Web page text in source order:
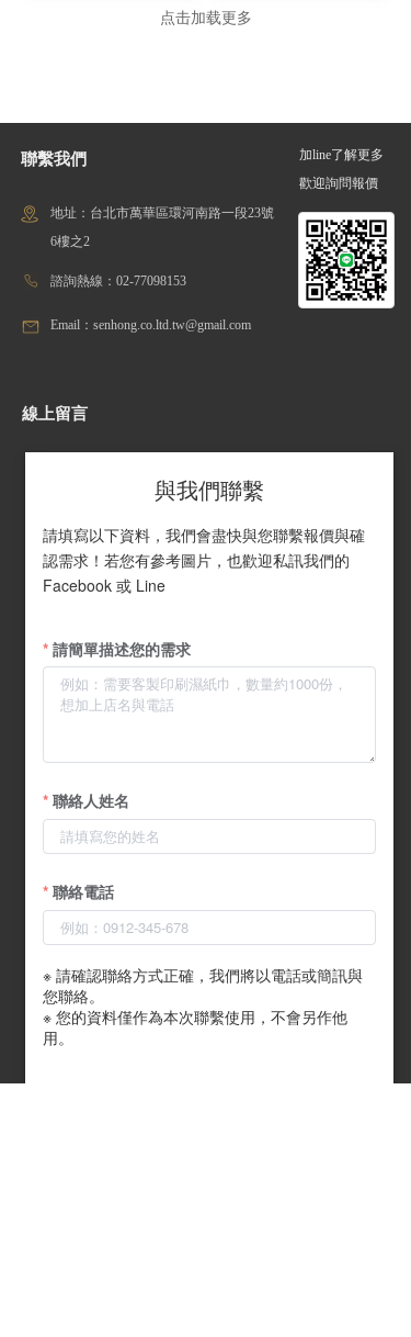
点击加载更多
聯繫我們
地址：台北市萬華區環河南路一段23號
6樓之2
諮詢熱線：02-77098153
Email：senhong.co.ltd.tw@gmail.com
線上留言
加line了解更多
歡迎詢問報價
與我們聯繫
請填寫以下資料，我們會盡快與您聯繫報價與確
認需求！若您有參考圖片，也歡迎私訊我們的
Facebook 或 Line
請簡單描述您的需求
聯絡人姓名
聯絡電話
※ 請確認聯絡方式正確，我們將以電話或簡訊與
您聯絡。
※ 您的資料僅作為本次聯繫使用，不會另作他
用。